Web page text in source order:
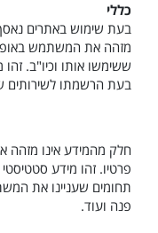
כללי
בעת שימוש באתרים
מזהה את המשתמש
ששימשו אותו וכיו"ב.
בעת הרשמתו לשירותים
חלק מהמידע אינו מזהה
פרטיו. זהו מידע
תחומים שעניינו את
פנה ועוד.